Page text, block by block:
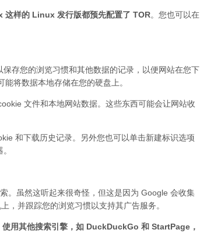
样的 Linux 发行版都预先配置了 TOR。您也可以在
存您的浏览习惯和其他数据的记录，以便网站在您下
将数据本地存储在您的硬盘上。
文件和本地网站数据。这些东西可能会让网站收
和下载历史记录。另外您也可以单击新建标识选项
。虽然这听起来很奇怪，但这是因为 Google 会收集
，并跟踪您的浏览习惯以支持其广告服务。
用其他搜索引擎，如 DuckDuckGo 和 StartPage，